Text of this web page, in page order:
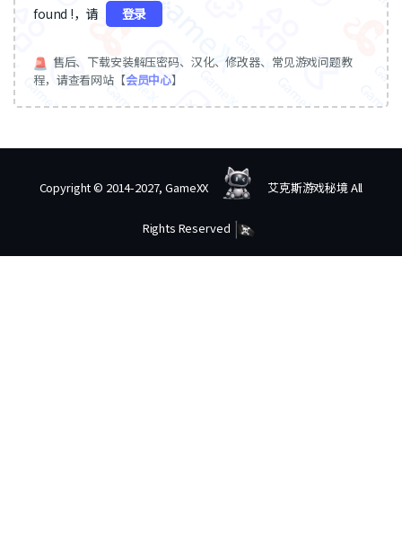
found !，请
登录
售后、下载安装解压密码、汉化、修改器、常见游戏问题教
程，请查看网站【会员中心】
Copyright © 2014-2027, GameXX 艾克斯游戏秘境 All
Rights Reserved